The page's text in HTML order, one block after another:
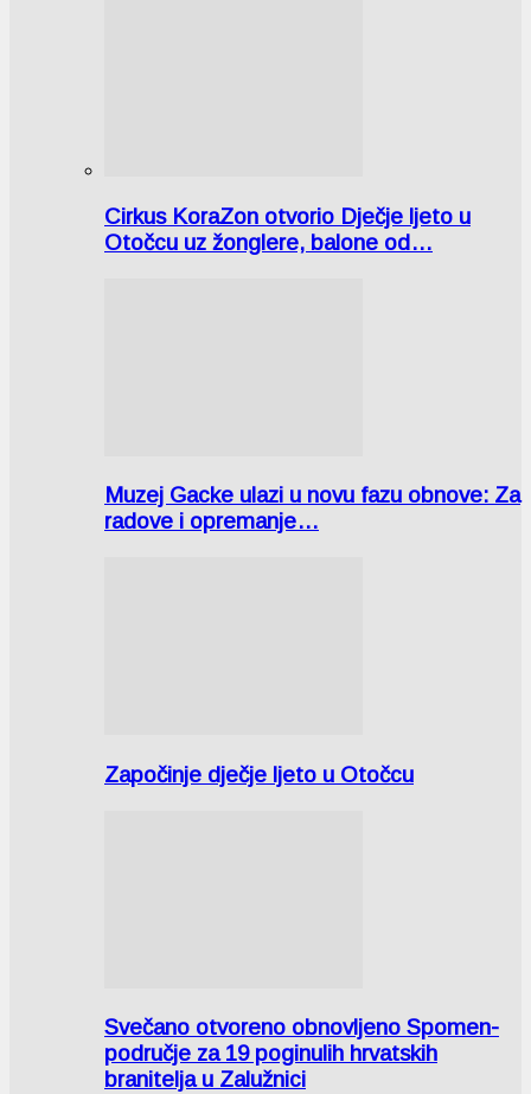
Cirkus KoraZon otvorio Dječje ljeto u
Otočcu uz žonglere, balone od…
Muzej Gacke ulazi u novu fazu obnove: Za
radove i opremanje…
Započinje dječje ljeto u Otočcu
Svečano otvoreno obnovljeno Spomen-
područje za 19 poginulih hrvatskih
branitelja u Zalužnici